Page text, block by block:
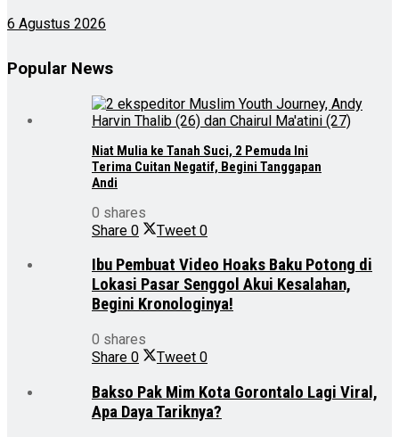
6 Agustus 2026
Popular News
Niat Mulia ke Tanah Suci, 2 Pemuda Ini
Terima Cuitan Negatif, Begini Tanggapan
Andi
0 shares
Share 0 Tweet 0
Ibu Pembuat Video Hoaks Baku Potong di
Lokasi Pasar Senggol Akui Kesalahan,
Begini Kronologinya!
0 shares
Share 0 Tweet 0
Bakso Pak Mim Kota Gorontalo Lagi Viral,
Apa Daya Tariknya?